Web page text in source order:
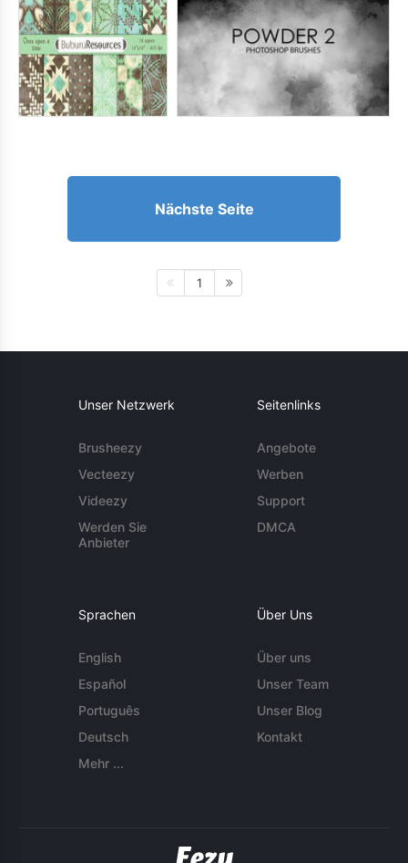
Nächste Seite
1
Unser Netzwerk
Brusheezy
Vecteezy
Videezy
Werden Sie
Anbieter
Seitenlinks
Angebote
Werben
Support
DMCA
Sprachen
English
Español
Português
Deutsch
Mehr ...
Über Uns
Über uns
Unser Team
Unser Blog
Kontakt